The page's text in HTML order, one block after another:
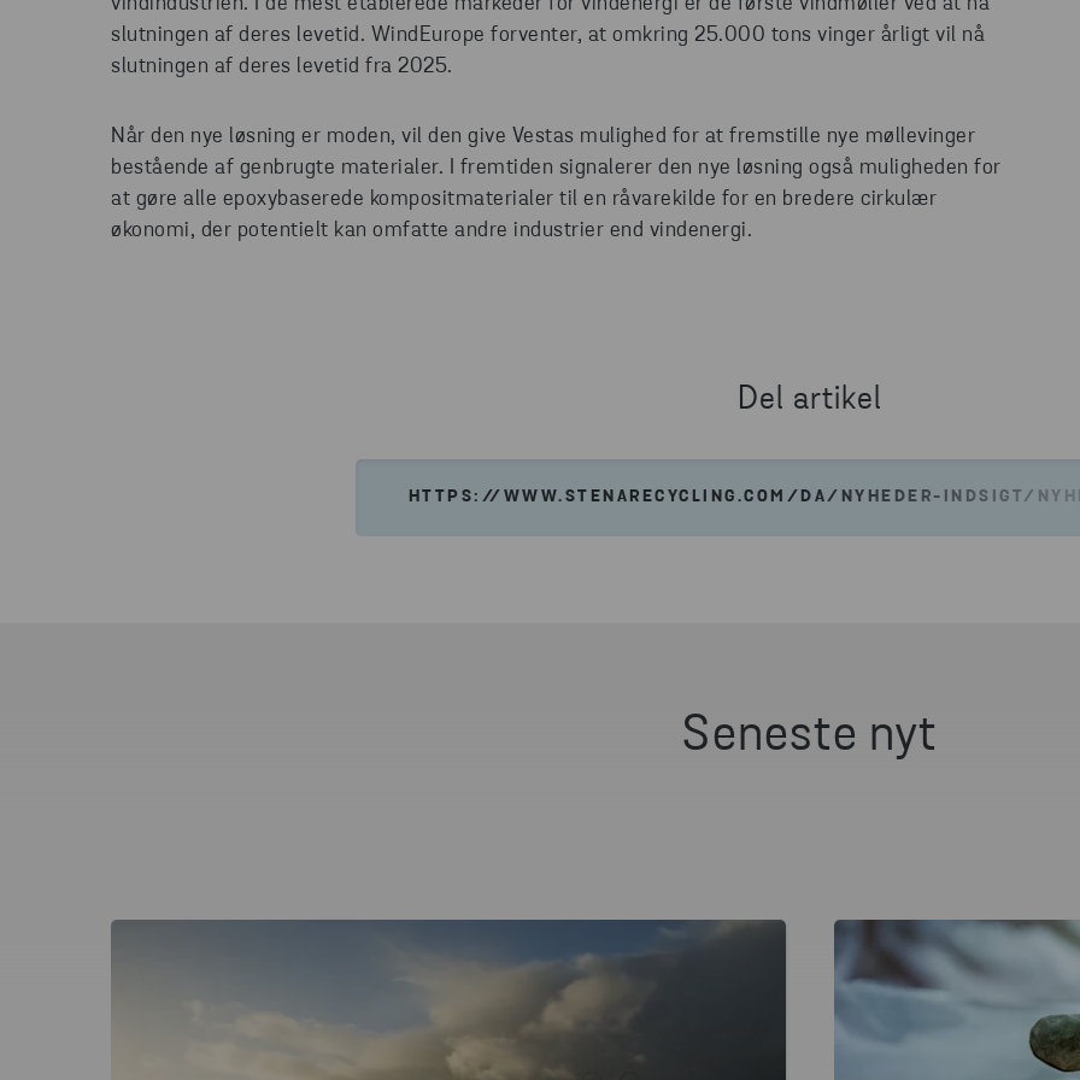
slutningen af deres levetid. WindEurope forventer, at omkring 25.000 tons vinger årligt vil nå
slutningen af deres levetid fra 2025.
Når den nye løsning er moden, vil den give Vestas mulighed for at fremstille nye møllevinger
bestående af genbrugte materialer. I fremtiden signalerer den nye løsning også muligheden for
at gøre alle epoxybaserede kompositmaterialer til en råvarekilde for en bredere cirkulær
økonomi, der potentielt kan omfatte andre industrier end vindenergi.
Del artikel
HTTPS://WWW.STENARECYCLING.COM/DA/NYHEDER-INDSIGT/
Seneste nyt